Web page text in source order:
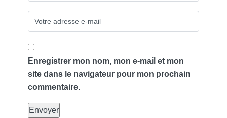
Enregistrer mon nom, mon e-mail et mon
site dans le navigateur pour mon prochain
commentaire.